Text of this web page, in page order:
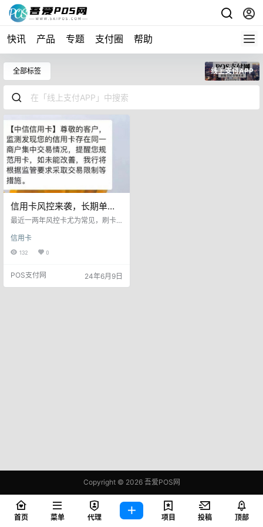
快讯 产品 专题 支付圈 帮助
全部标签 线上支付APP
信用卡风控来袭，长期单商
户怎么办？附上应对措施
最近一两年风控卡尤为常见，刷卡
其是广发、兴业、平安、农业、建
行、浦发等多家银行，这些银行加
额度，或者降额的卡友，拿着这些
卡，却发现无法在某些地方进行刷
信用卡
132 0
POS支付网 24年6月9日
Copyright © 2026吾爱POS网
鄂ICP备2021006283号-1
查询 81 次，耗时 0.3872 秒
首页 菜单 代理 项目 投稿 顶部